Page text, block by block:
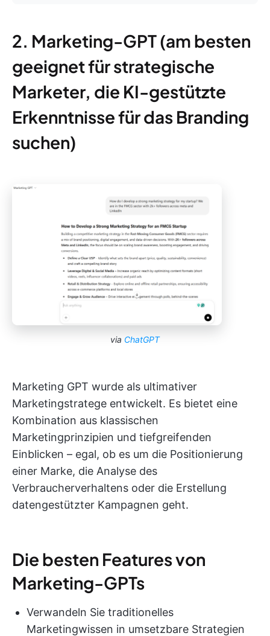
2. Marketing-GPT (am besten
geeignet für strategische
Marketer, die KI-gestützte
Erkenntnisse für das Branding
suchen)
via ChatGPT
Marketing GPT wurde als ultimativer
Marketingstratege entwickelt. Es bietet eine
Kombination aus klassischen
Marketingprinzipien und tiefgreifenden
Einblicken – egal, ob es um die Positionierung
einer Marke, die Analyse des
Verbraucherverhaltens oder die Erstellung
datengestützter Kampagnen geht.
Die besten Features von
Marketing-GPTs
Verwandeln Sie traditionelles
Marketingwissen in umsetzbare Strategien